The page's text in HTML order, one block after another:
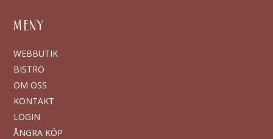
MENY
WEBBUTIK
BISTRO
OM OSS
KONTAKT
LOGIN
ÅNGRA KÖP